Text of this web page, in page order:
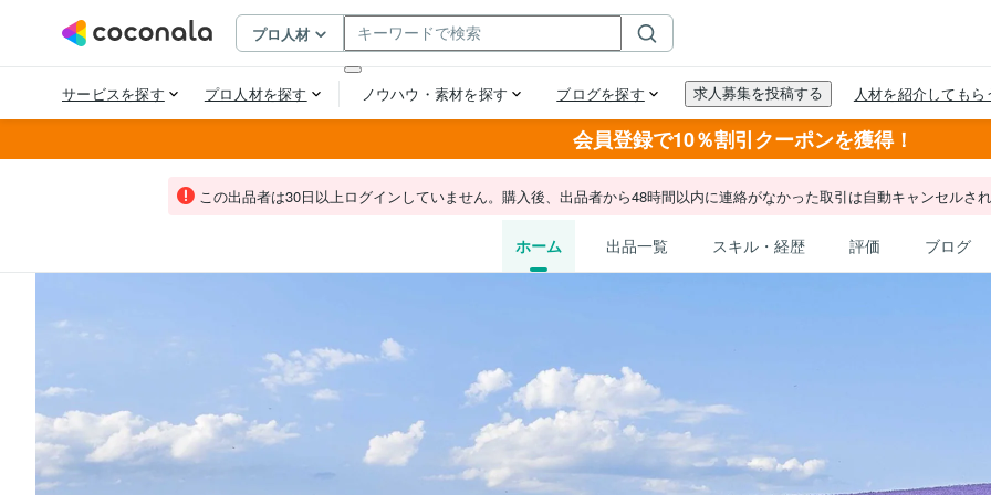
会員登録で10％割引クーポンを獲得！
この出品者は30日以上ログインしていません。購入後、出品者から48時間以内に連絡がなかった取引は自動キャンセルさ
ホーム 出品一覧 スキル・経歴 評価 ブログ